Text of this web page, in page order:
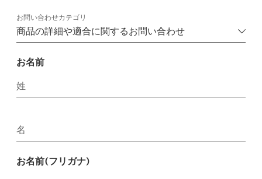
お問い合わせカテゴリ
お名前
姓
名
お名前(フリガナ)